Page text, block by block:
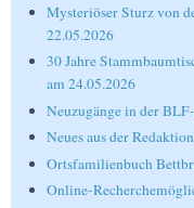
Mysteriöser Sturz von
22.05.2026
30 Jahre
am 24.05.2026
Neuzugänge in der
Neues aus der
Ortsfamilienbuch
Online-